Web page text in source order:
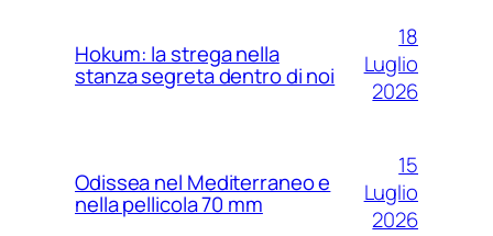
Hokum: la strega nella
stanza segreta dentro di noi
18
Luglio
2026
Odissea nel Mediterraneo e
nella pellicola 70 mm
15
Luglio
2026